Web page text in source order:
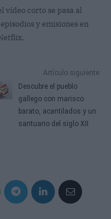
vídeo corto se pasa al
y emisiones en
Artículo siguiente
Descubre el pueblo
gallego con marisco
barato, acantilados y un
santuario del siglo XII